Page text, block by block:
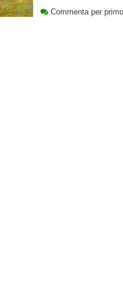
Commenta per primo